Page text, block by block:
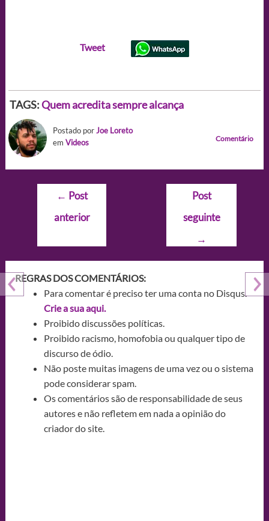
Tweet
TAGS:Quem acredita sempre alcança
Postado porJoe Loreto
em Videos Comentário
Navegação
Post
← Post
anterior
Post
seguinte
→
REGRAS DOS COMENTÁRIOS:
Para comentar é preciso ter uma conta no Disqus.
Crie a sua aqui.
Proibido discussões políticas.
Proibido racismo, homofobia ou qualquer tipo de
discurso de ódio.
Não poste muitas imagens de uma vez ou o sistema
pode considerar spam.
Os comentários são de responsabilidade de seus
autores e não refletem em nada a opinião do
criador do site.